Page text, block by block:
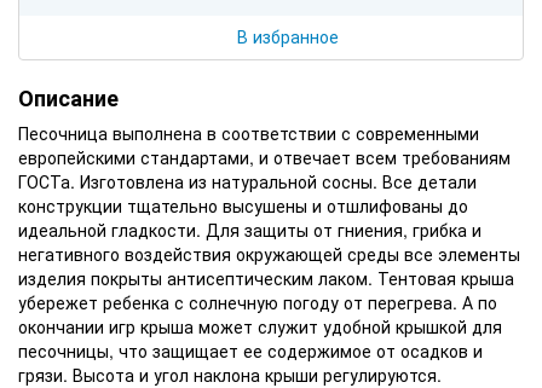
В избранное
Описание
Песочница выполнена в соответствии с современными
европейскими стандартами, и отвечает всем требованиям
ГОСТа. Изготовлена из натуральной сосны. Все детали
конструкции тщательно высушены и отшлифованы до
идеальной гладкости. Для защиты от гниения, грибка и
негативного воздействия окружающей среды все элементы
изделия покрыты антисептическим лаком. Тентовая крыша
убережет ребенка с солнечную погоду от перегрева. А по
окончании игр крыша может служит удобной крышкой для
песочницы, что защищает ее содержимое от осадков и
грязи. Высота и угол наклона крыши регулируются.